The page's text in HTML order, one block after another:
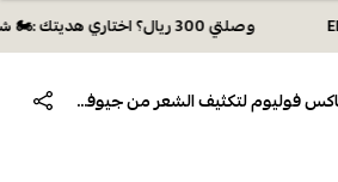
وصلتي 300 ريال؟ اختاري هديتك :🏍 شحن مجاني بكود N28 أو 💸خصم بكود EID26
شامبو روت 66 ماكس فوليوم لتكثيف الشعر من جيوفاني 250مل